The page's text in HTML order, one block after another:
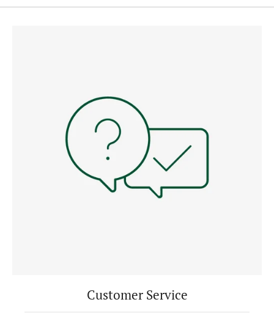
Customer Service